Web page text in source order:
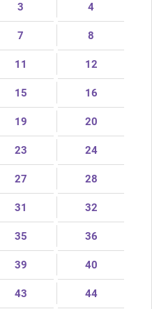
3 4
7 8
11 12
15 16
19 20
23 24
27 28
31 32
35 36
39 40
43 44